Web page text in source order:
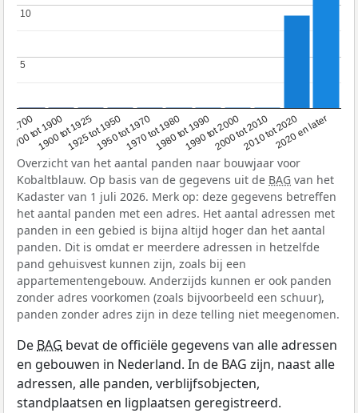
1700
1700 tot 1900
1900 tot 19251925 tot 19501950 tot 19701970 tot 19801980 tot 19901990 tot 20002000 tot 20102010 tot 20202020 en later
5
5
10
10
Overzicht van het aantal panden naar bouwjaar voor
Kobaltblauw. Op basis van de gegevens uit de BAG van het
Kadaster van 1 juli 2026. Merk op: deze gegevens betreffen
het aantal panden met een adres. Het aantal adressen met
panden in een gebied is bijna altijd hoger dan het aantal
panden. Dit is omdat er meerdere adressen in hetzelfde
pand gehuisvest kunnen zijn, zoals bij een
appartementengebouw. Anderzijds kunnen er ook panden
zonder adres voorkomen (zoals bijvoorbeeld een schuur),
panden zonder adres zijn in deze telling niet meegenomen.
De BAG bevat de officiële gegevens van alle adressen
en gebouwen in Nederland. In de BAG zijn, naast alle
adressen, alle panden, verblijfsobjecten,
standplaatsen en ligplaatsen geregistreerd.